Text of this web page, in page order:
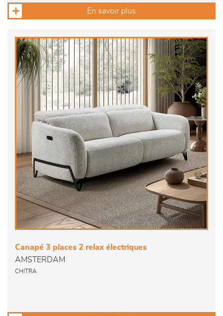
En savoir plus
Canapé 3 places 2 relax électriques
AMSTERDAM
CHITRA